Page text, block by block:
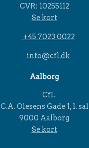
CVR: 10255112
Se kort
+45 7023 0022
info@cfl.dk
Aalborg
CfL
C.A. Olesens Gade 1, 1. sal
9000 Aalborg
Se kort